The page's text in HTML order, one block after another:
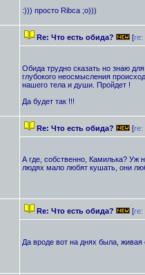
:))) просто Ribca ;о)))
Re: Что есть обида? [re:
Обида трудно сказать но знаю
глубокого неосмысления
нашего тела и души. Пройдет !
Да будет так !!!
Re: Что есть обида? [re:
А где, собственно, Камилька? Уж
людях мало любят кушать, они
Re: Что есть обида? [re:
Да вроде вот на днях была, живая